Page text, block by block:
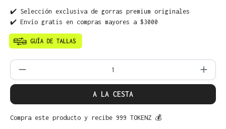
✔️ Selección exclusiva de gorras premium originales
✔️ Envío gratis en compras mayores a $3000
Cantidad del producto: introduce la
A LA CESTA
Compra este producto y recibe 999 TOKENZ 💰